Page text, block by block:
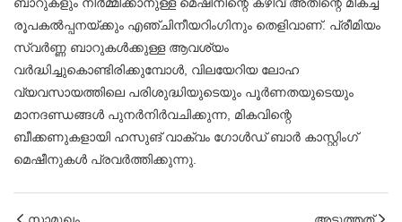
ബാറുകളും നിർമ്മിക്കാനുള്ള മെഷീനിന്റെ കഴിവ് അതിന്റെ മികച്ച
രൂപകൽപ്പനയ്ക്കും എഞ്ചിനീയറിംഗിനും തെളിവാണ്. പ്രീമിയം
സ്വർണ്ണ ബാറുകൾക്കുള്ള ആവശ്യം
വർദ്ധിച്ചുകൊണ്ടിരിക്കുമ്പോൾ, വിലയേറിയ ലോഹ
വ്യവസായത്തിലെ പരിശുദ്ധിയുടെയും പൂർണതയുടെയും
മാനദണ്ഡങ്ങൾ പുനർനിർവചിക്കുന്ന, മികവിന്റെ
ബീക്കണുകളായി ഹസുങ് വാക്വം ഗോൾഡ് ബാർ കാസ്റ്റിംഗ്
മെഷീനുകൾ പ്രവർത്തിക്കുന്നു.